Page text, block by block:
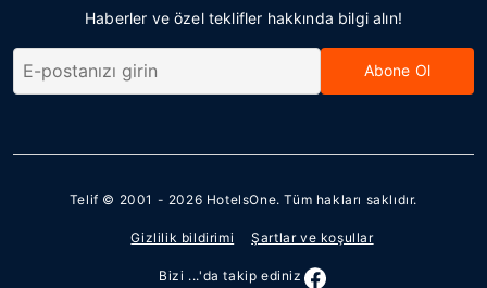
Haberler ve özel teklifler hakkında bilgi alın!
Abone Ol
Telif © 2001 - 2026 HotelsOne. Tüm hakları saklıdır.
Gizlilik bildirimi Şartlar ve koşullar
Bizi ...'da takip ediniz